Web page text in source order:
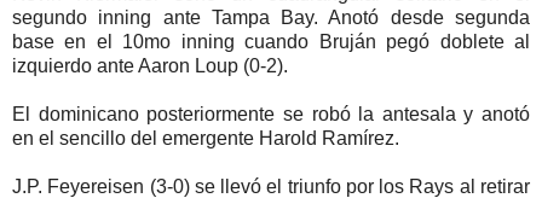
segundo inning ante Tampa Bay. Anotó desde segunda
base en el 10mo inning cuando Bruján pegó doblete al
izquierdo ante Aaron Loup (0-2).
El dominicano posteriormente se robó la antesala y anotó
en el sencillo del emergente Harold Ramírez.
J.P. Feyereisen (3-0) se llevó el triunfo por los Rays al retirar